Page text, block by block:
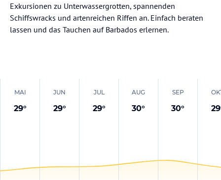
Exkursionen zu Unterwassergrotten, spannenden
Schiffswracks und artenreichen Riffen an. Einfach beraten
lassen und das Tauchen auf Barbados erlernen.
MAI
29°
JUN
29°
JUL
29°
AUG
30°
SEP
30° 29